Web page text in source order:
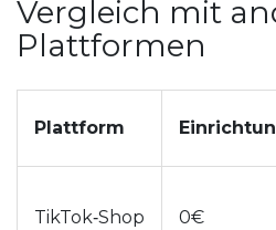
Vergleich mit
Plattformen
Plattform
TikTok‑Shop 0€